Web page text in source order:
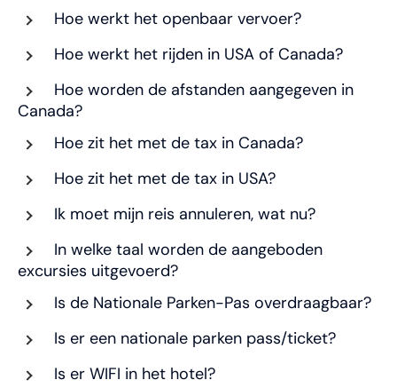
Hoe werkt het openbaar vervoer?
Hoe werkt het rijden in USA of Canada?
Hoe worden de afstanden aangegeven in
Canada?
Hoe zit het met de tax in Canada?
Hoe zit het met de tax in USA?
Ik moet mijn reis annuleren, wat nu?
In welke taal worden de aangeboden
excursies uitgevoerd?
Is de Nationale Parken-Pas overdraagbaar?
Is er een nationale parken pass/ticket?
Is er WIFI in het hotel?